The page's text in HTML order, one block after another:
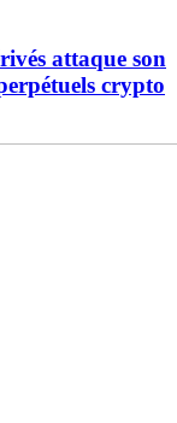
attaque son
crypto